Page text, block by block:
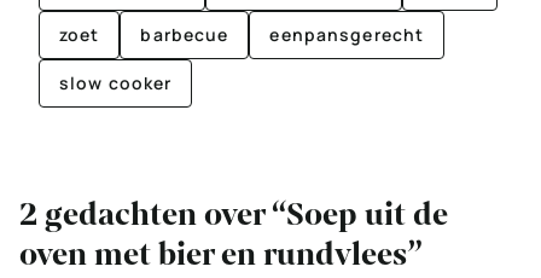
zoet barbecue eenpansgerecht
slow cooker
2 gedachten over “Soep uit de
oven met bier en rundvlees”